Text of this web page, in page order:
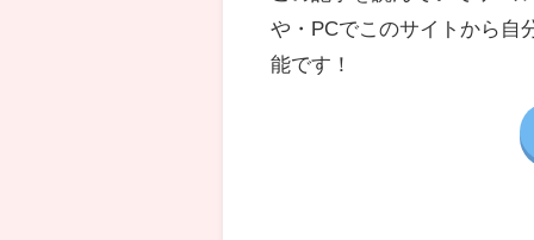
や・ PCでこのサイトから自
能です！